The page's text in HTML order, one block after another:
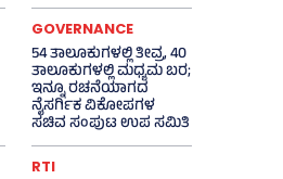
GOVERNANCE
54 ತಾಲೂಕುಗಳಲ್ಲಿ ತೀವ್ರ, 40
ತಾಲೂಕುಗಳಲ್ಲಿ ಮಧ್ಯಮ ಬರ;
ಇನ್ನೂ ರಚನೆಯಾಗದ
ನೈಸರ್ಗಿಕ ವಿಕೋಪಗಳ
ಸಚಿವ ಸಂಪುಟ ಉಪ ಸಮಿತಿ
RTI